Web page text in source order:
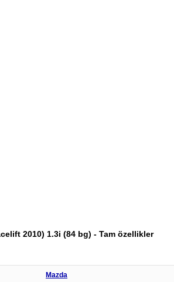
2010) 1.3i (84 bg) - Tam özellikler
Mazda